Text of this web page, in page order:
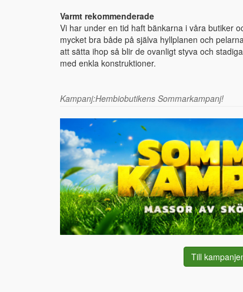
Varmt rekommenderade
Vi har under en tid haft bänkarna i våra butiker
mycket bra både på själva hyllplanen och
att sätta ihop så blir de ovanligt styva och
med enkla konstruktioner.
Kampanj:Hembiobutikens Sommarkampanj!
Till